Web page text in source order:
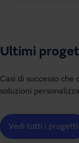
Ultimi
Casi di successo
soluzioni
Vedi tutti i progetti